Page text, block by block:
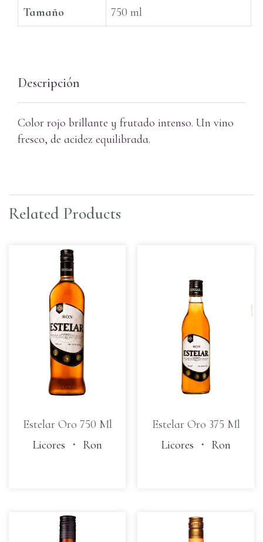
Tamaño
750 ml
Descripción
Color rojo brillante y frutado intenso. Un vino
fresco, de acidez equilibrada.
Related Products
Estelar Oro 750 Ml
Licores ・ Ron
Estelar Oro 375 Ml
Licores ・ Ron